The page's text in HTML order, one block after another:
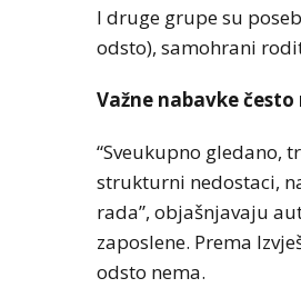
I druge grupe su
odsto), samohrani
Važne nabavke
“Sveukupno gledano,
strukturni nedostaci,
rada”, objašnjavaju
zaposlene. Prema
odsto nema.